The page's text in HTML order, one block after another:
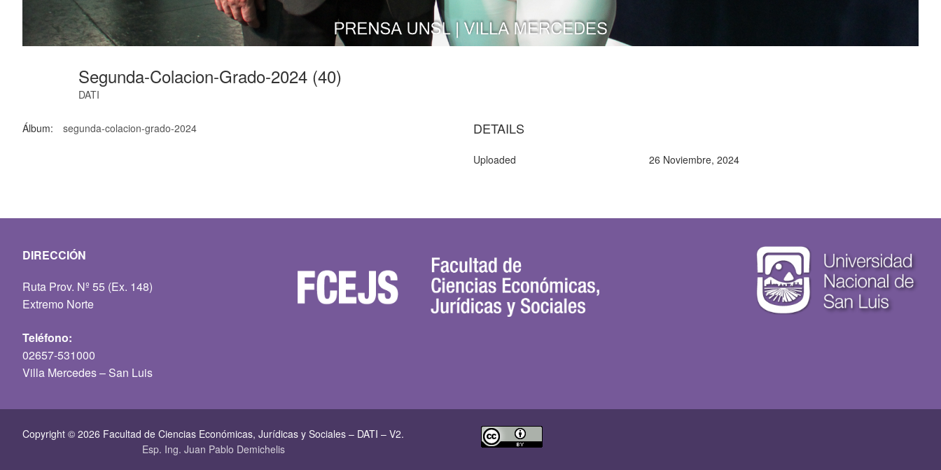
Segunda-Colacion-Grado-2024 (40)
DATI
Álbum: segunda-colacion-grado-2024 DETAILS
Uploaded 26 Noviembre, 2024
DIRECCIÓN
Ruta Prov. Nº 55 (Ex. 148)
Extremo Norte
Teléfono:
02657-531000
Villa Mercedes – San Luis
Copyright © 2026 Facultad de Ciencias Económicas, Jurí­dicas y Sociales – DATI – V2.
Esp. Ing. Juan Pablo Demichelis